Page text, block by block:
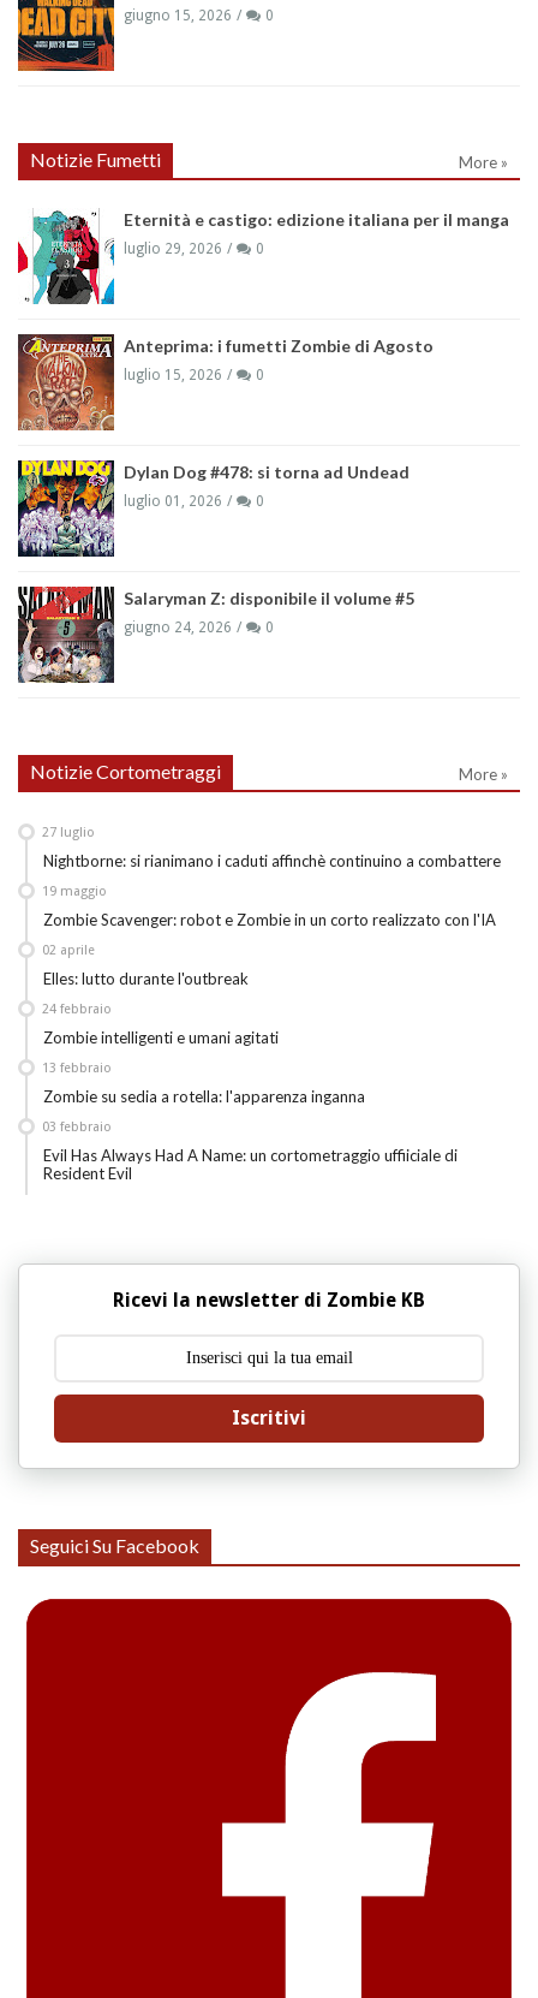
giugno 15, 2026 0
Notizie Fumetti More »
Eternità e castigo: edizione italiana per il manga
luglio 29, 2026 0
Anteprima: i fumetti Zombie di Agosto
luglio 15, 2026 0
Dylan Dog #478: si torna ad Undead
luglio 01, 2026 0
Salaryman Z: disponibile il volume #5
giugno 24, 2026 0
Notizie Cortometraggi More »
Nightborne: si rianimano i caduti affinchè continuino a combattere
27 luglio
Zombie Scavenger: robot e Zombie in un corto realizzato con l'IA
19 maggio
Elles: lutto durante l'outbreak
02 aprile
Zombie intelligenti e umani agitati
24 febbraio
Zombie su sedia a rotella: l'apparenza inganna
13 febbraio
Evil Has Always Had A Name: un cortometraggio uffiiciale di
Resident Evil
03 febbraio
Ricevi la newsletter di Zombie KB
Iscritivi
Seguici Su Facebook